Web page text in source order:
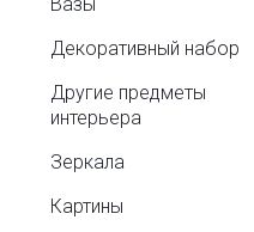
Декоративный набор
Другие предметы
интерьера
Зеркала
Картины